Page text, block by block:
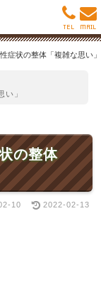
症状の整体「複雑な思い」
い」
の整体
10 2022-02-13
MAIL
TEL